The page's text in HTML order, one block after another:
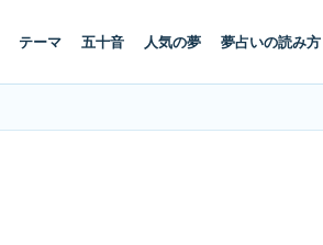
テーマ 五十音 人気の夢 夢占いの読み方